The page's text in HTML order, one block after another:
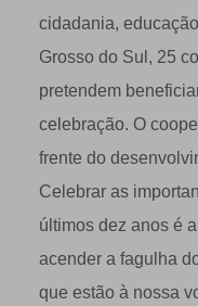
cidadania,
Grosso do Sul, 25
pretendem
celebração. O
frente do
Celebrar as
últimos dez anos é
acender a fagulha
que estão à nossa